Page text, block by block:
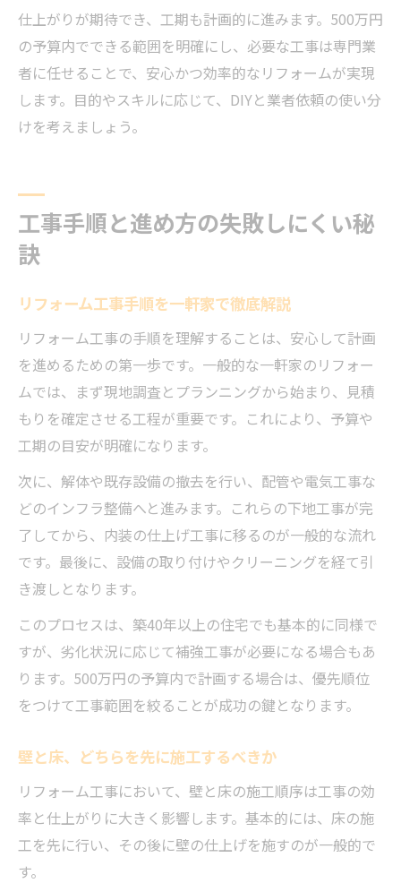
仕上がりが期待でき、工期も計画的に進みます。500万円
の予算内でできる範囲を明確にし、必要な工事は専門業
者に任せることで、安心かつ効率的なリフォームが実現
します。目的やスキルに応じて、DIYと業者依頼の使い分
けを考えましょう。
工事手順と進め方の失敗しにくい秘
訣
リフォーム工事手順を一軒家で徹底解説
リフォーム工事の手順を理解することは、安心して計画
を進めるための第一歩です。一般的な一軒家のリフォー
ムでは、まず現地調査とプランニングから始まり、見積
もりを確定させる工程が重要です。これにより、予算や
工期の目安が明確になります。
次に、解体や既存設備の撤去を行い、配管や電気工事な
どのインフラ整備へと進みます。これらの下地工事が完
了してから、内装の仕上げ工事に移るのが一般的な流れ
です。最後に、設備の取り付けやクリーニングを経て引
き渡しとなります。
このプロセスは、築40年以上の住宅でも基本的に同様で
すが、劣化状況に応じて補強工事が必要になる場合もあ
ります。500万円の予算内で計画する場合は、優先順位
をつけて工事範囲を絞ることが成功の鍵となります。
壁と床、どちらを先に施工するべきか
リフォーム工事において、壁と床の施工順序は工事の効
率と仕上がりに大きく影響します。基本的には、床の施
工を先に行い、その後に壁の仕上げを施すのが一般的で
す。